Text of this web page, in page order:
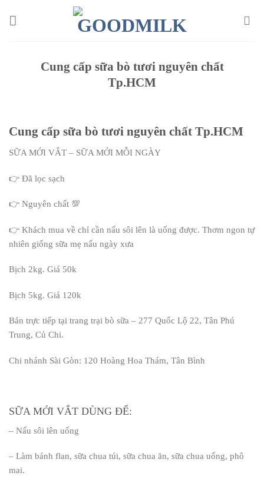
Cung cấp sữa bò tươi nguyên chất
Tp.HCM
Cung cấp sữa bò tươi nguyên chất Tp.HCM
SỮA MỚI VẮT – SỮA MỚI MỖI NGÀY
👉 Đã lọc sạch
👉 Nguyên chất 💯
👉 Khách mua về chỉ cần nấu sôi lên là uống được. Thơm ngon tự
nhiên giống sữa mẹ nấu ngày xưa
Bịch 2kg. Giá 50k
Bịch 5kg. Giá 120k
Bán trực tiếp tại trang trại bò sữa – 277 Quốc Lộ 22, Tân Phú
Trung, Củ Chi.
Chi nhánh Sài Gòn: 120 Hoàng Hoa Thám, Tân Bình
SỮA MỚI VẮT DÙNG ĐỂ:
– Nấu sôi lên uống
– Làm bánh flan, sữa chua túi, sữa chua ăn, sữa chua uống, phô
mai.